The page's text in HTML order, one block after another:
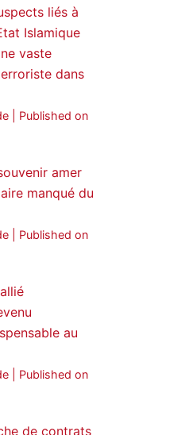
Amitiés kurdes de Bretagne
Imrali
Öcalan meeting
medyanews.rs/h4lwBwQ
liés à
Islamique
vaste
dans
Published on
amer
manqué du
Published on
au
Published on
de contrats